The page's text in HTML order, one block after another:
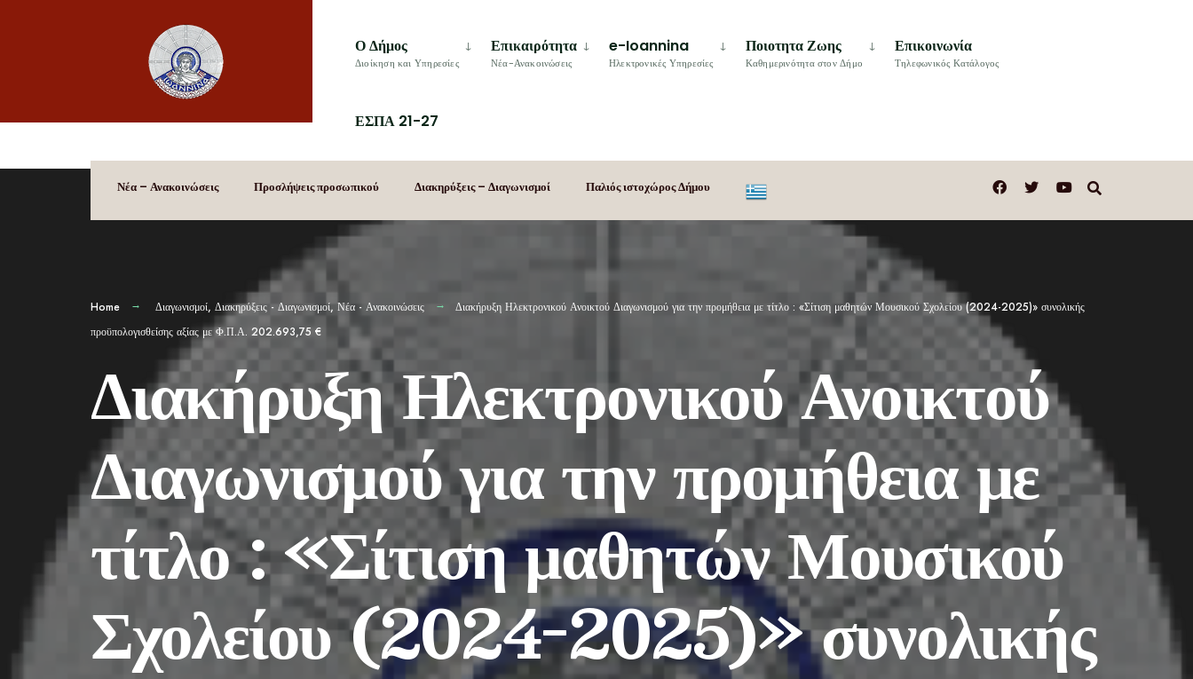
Ο Δήμος
Διοίκηση και Υπηρεσίες
Επικαιρότητα
Νέα-Ανακοινώσεις
e-Ioannina
Ηλεκτρονικές Υπηρεσίες
Ποιοτητα Ζωης
Καθημερινότητα στον Δήμο
Επικοινωνία
Τηλεφωνικός Κατάλογος
ΕΣΠΑ 21-27
Νέα – Ανακοινώσεις Προσλήψεις προσωπικού Διακηρύξεις – Διαγωνισμοί Παλιός ιστοχώρος Δήμου
Home Διαγωνισμοί, Διακηρύξεις - Διαγωνισμοί,Νέα - Ανακοινώσεις
Διακήρυξη Ηλεκτρονικού Ανοικτού Διαγωνισμού για την προμήθεια με τίτλο : «Σίτιση μαθητών Μουσικού Σχολείου (2024-2025)» συνολικής
προϋπολογισθείσης αξίας με Φ.Π.Α. 202.693,75 €
Διακήρυξη Ηλεκτρονικού Ανοικτού
Διαγωνισμού για την προμήθεια με
τίτλο : «Σίτιση μαθητών Μουσικού
Σχολείου (2024-2025)» συνολικής